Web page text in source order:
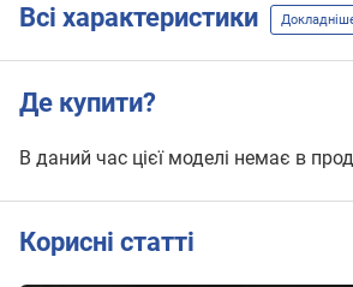
Всі характеристики
Де купити?
В даний час цієї моделі немає в
Корисні статті